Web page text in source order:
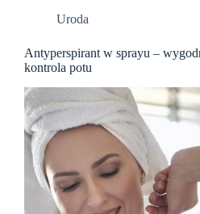
Uroda
Antyperspirant w sprayu –
kontrola potu